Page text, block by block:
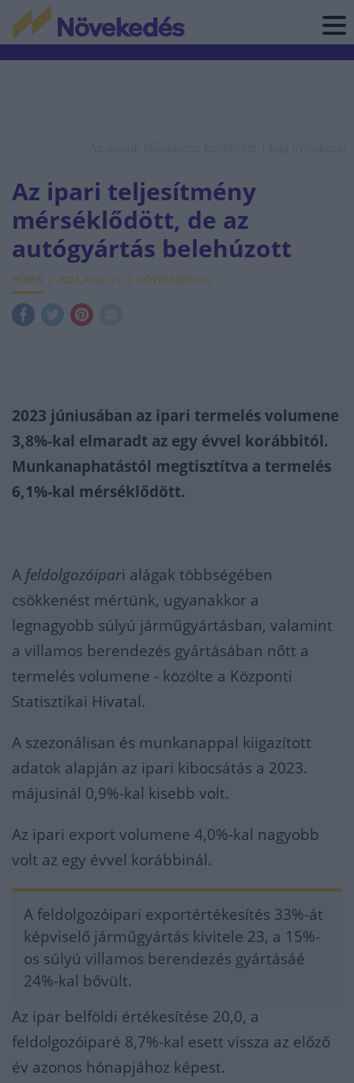
Az ipari teljesítmény
mérséklődött, de az
autógyártás belehúzott
HÍREK 2023. AUG. 15. NÖVEKEDÉS.HU
2023 júniusában az ipari termelés volumene
3,8%-kal elmaradt az egy évvel korábbitól.
Munkanaphatástól megtisztítva a termelés
6,1%-kal mérséklődött.
A feldolgozóipari alágak többségében
csökkenést mértünk, ugyanakkor a
legnagyobb súlyú járműgyártásban, valamint
a villamos berendezés gyártásában nőtt a
termelés volumene - közölte a Központi
Statisztikai Hivatal.
A szezonálisan és munkanappal kiigazított
adatok alapján az ipari kibocsátás a 2023.
májusinál 0,9%-kal kisebb volt.
Az ipari export volumene 4,0%-kal nagyobb
volt az egy évvel korábbinál.
A feldolgozóipari exportértékesítés 33%-át
képviselő járműgyártás kivitele 23, a 15%-
os súlyú villamos berendezés gyártásáé
24%-kal bővült.
Az ipar belföldi értékesítése 20,0, a
feldolgozóiparé 8,7%-kal esett vissza az előző
év azonos hónapjához képest.